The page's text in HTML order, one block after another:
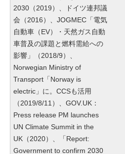
2030（2019）、ドイツ連邦議
会（2016）、JOGMEC「電気
自動車（EV）・天然ガス自動
車普及の課題と燃料需給への
影響」（2018/9）、
Norwegian Ministry of
Transport「Norway is
electric」に。CCSも活用
（2019/8/11）、GOV.UK：
Press release PM launches
UN Climate Summit in the
UK（2020）、「Report:
Government to confirm 2030